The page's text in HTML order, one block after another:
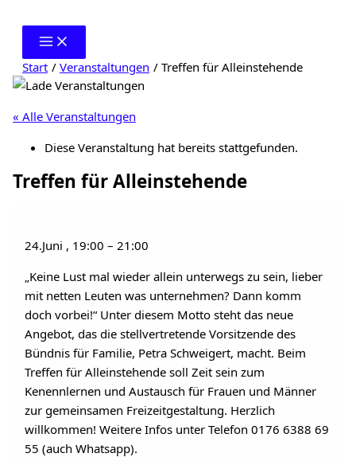
springen
Start
Veranstaltungen Treffen für Alleinstehende
« Alle Veranstaltungen
Diese Veranstaltung hat bereits stattgefunden.
Treffen für Alleinstehende
24.Juni , 19:00– 21:00
„Keine Lust mal wieder allein unterwegs zu sein, lieber
mit netten Leuten was unternehmen? Dann komm
doch vorbei!“ Unter diesem Motto steht das neue
Angebot, das die stellvertretende Vorsitzende des
Bündnis für Familie, Petra Schweigert, macht. Beim
Treffen für Alleinstehende soll Zeit sein zum
Kenennlernen und Austausch für Frauen und Männer
zur gemeinsamen Freizeitgestaltung. Herzlich
willkommen! Weitere Infos unter Telefon 0176 6388 69
55 (auch Whatsapp).